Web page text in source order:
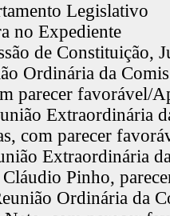
Legislativo
no Expediente
de Constituição,
Ordinária da
parecer favorável/
Extraordinária
com parecer
Extraordinária
Pinho,
Ordinária da